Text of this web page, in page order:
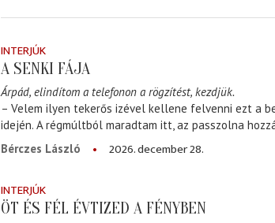
INTERJÚK
A SENKI FÁJA
Árpád, elindítom a telefonon a rögzítést, kezdjük.
– Velem ilyen tekerős izével kellene felvenni ezt a
idején. A régmúltból maradtam itt, az passzolna
Bérczes László
2026. december 28.
INTERJÚK
ÖT ÉS FÉL ÉVTIZED A FÉNYBEN